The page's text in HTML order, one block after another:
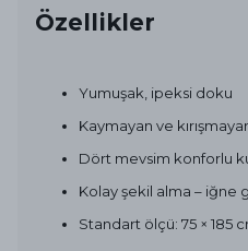
Özellikler
Yumuşak, ipeksi doku
Kaymayan ve
Dört mevsim konforlu
Kolay şekil alma – iğne
Standart ölçü: 75 × 185